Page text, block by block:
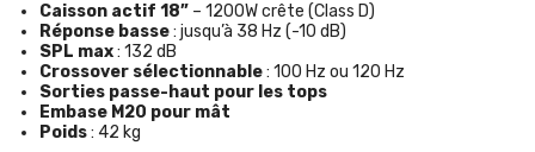
Caisson actif 18” – 1200W crête (Class D)
Réponse basse: jusqu’à 38 Hz (-10 dB)
SPL max: 132 dB
Crossover sélectionnable: 100 Hz ou 120 Hz
Sorties passe-haut pour les tops
Embase M20 pour mât
Poids: 42 kg